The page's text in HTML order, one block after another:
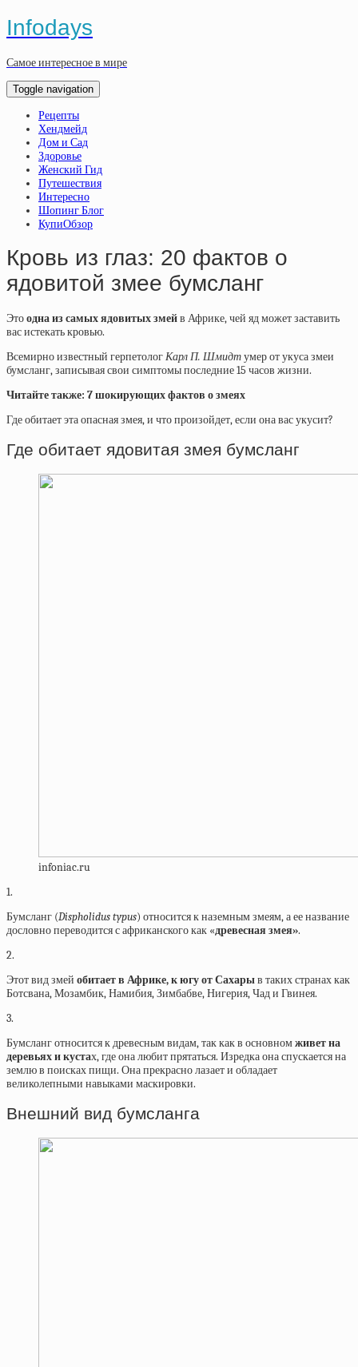
Infodays
Самое интересное в мире
Toggle navigation
Рецепты
Хендмейд
Дом и Сад
Здоровье
Женский Гид
Путешествия
Интересно
Шопинг Блог
КупиОбзор
Кровь из глаз: 20 фактов о
ядовитой змее бумсланг
Этоодна из самых ядовитых змейв Африке, чей яд может заставить
вас истекать кровью.
Всемирно известный герпетологКарл П. Шмидтумер от укуса змеи
бумсланг, записывая свои симптомы последние 15 часов жизни.
Читайте также: 7 шокирующих фактов о змеях
Где обитает эта опасная змея, и что произойдет, если она вас укусит?
Где обитает ядовитая змея бумсланг
infoniac.ru
1.
Бумсланг (Dispholidus typus) относится к наземным змеям, а ее название
дословно переводится с африканского как «древесная змея».
2.
Этот вид змей обитает в Африке, к югу от Сахарыв таких странах как
Ботсвана, Мозамбик, Намибия, Зимбабве, Нигерия, Чад и Гвинея.
3.
Бумсланг относится к древесным видам, так как в основномживет на
деревьях и кустах, где она любит прятаться. Изредка она спускается на
землю в поисках пищи. Она прекрасно лазает и обладает
великолепными навыками маскировки.
Внешний вид бумсланга